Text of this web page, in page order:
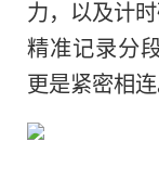
力，以及计
精准记录分
更是紧密相连